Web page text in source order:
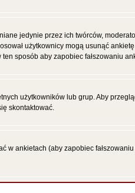
jedynie przez ich twórców,
użytkownicy mogą usunąć
sposób aby zapobiec fałszowaniu
użytkowników lub grup. Aby
skontaktować.
w ankietach (aby zapobiec